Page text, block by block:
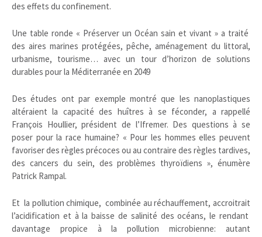
des effets du confinement.
Une table ronde « Préserver un Océan sain et vivant » a traité
des aires marines protégées, pêche, aménagement du littoral,
urbanisme, tourisme… avec un tour d’horizon de solutions
durables pour la Méditerranée en 2049
Des études ont par exemple montré que les nanoplastiques
altéraient la capacité des huîtres à se féconder, a rappellé
François Houllier, président de l’Ifremer. Des questions à se
poser pour la race humaine? « Pour les hommes elles peuvent
favoriser des règles précoces ou au contraire des règles tardives,
des cancers du sein, des problèmes thyroïdiens », énumère
Patrick Rampal.
Et la pollution chimique, combinée au réchauffement, accroitrait
l’acidification et à la baisse de salinité des océans, le rendant
davantage propice à la pollution microbienne: autant